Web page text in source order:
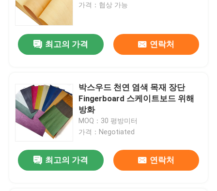
제품
우리에 대하여
공장 여행
가격：협상 가능
최고의 가격 연락처
박스우드 천연 염색 목재 장단
Fingerboard 스케이트보드 위해
방화
MOQ：30 평방미터
가격：Negotiated
최고의 가격 연락처